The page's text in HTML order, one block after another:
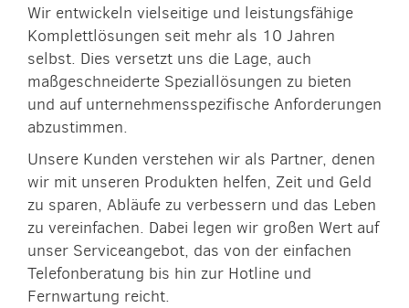
Wir entwickeln vielseitige und leistungsfähige
Komplettlösungen seit mehr als 10 Jahren
selbst. Dies versetzt uns die Lage, auch
maßgeschneiderte Speziallösungen zu bieten
und auf unternehmensspezifische Anforderungen
abzustimmen.
Unsere Kunden verstehen wir als Partner, denen
wir mit unseren Produkten helfen, Zeit und Geld
zu sparen, Abläufe zu verbessern und das Leben
zu vereinfachen. Dabei legen wir großen Wert auf
unser Serviceangebot, das von der einfachen
Telefonberatung bis hin zur Hotline und
Fernwartung reicht.